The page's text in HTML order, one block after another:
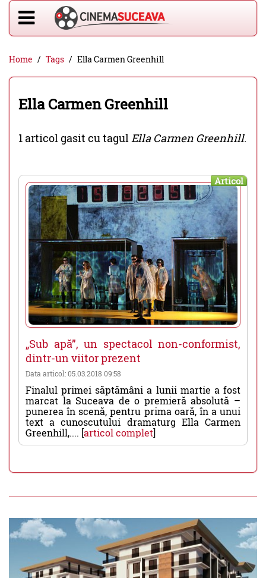
Home Tags Ella Carmen Greenhill
Ella Carmen Greenhill
1 articol gasit cu tagulElla Carmen Greenhill.
Articol
„Sub apă”, un spectacol non-conformist,
dintr-un viitor prezent
Data articol: 05.03.2018 09:58
Finalul primei săptămâni a lunii martie a fost
marcat la Suceava de o premieră absolută –
punerea în scenă, pentru prima oară, în a unui
text a cunoscutului dramaturg Ella Carmen
Greenhill,.... [articol complet]